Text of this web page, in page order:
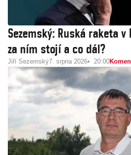
Sezemský: Ruská raketa v
za ním stojí a co dál?
Jiří Sezemský7. srpna 2026 20:00